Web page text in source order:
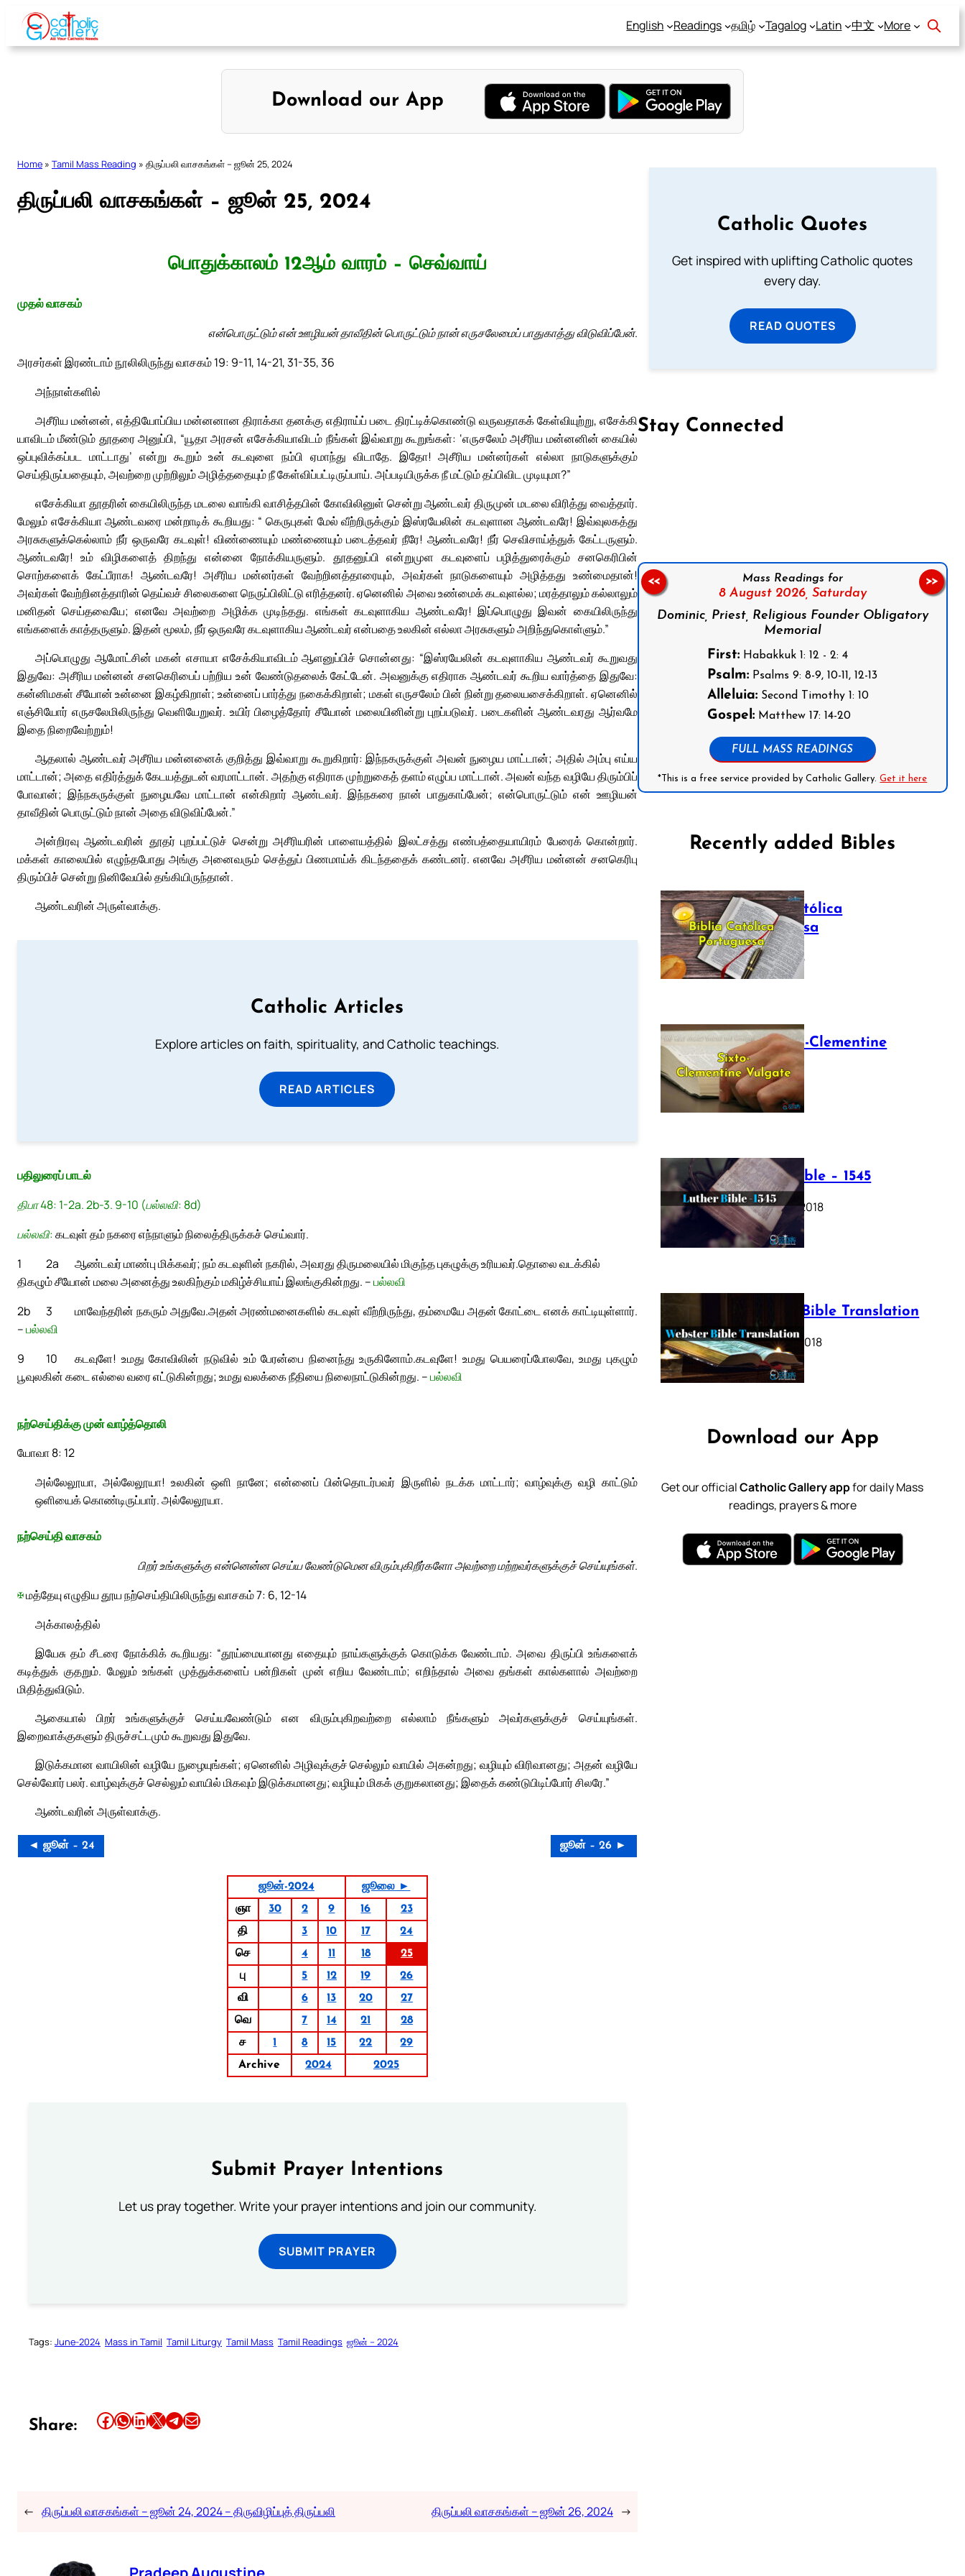
Skip
content
English Readings தமிழ் Tagalog Latin 中文 More
Download our App
Home » Tamil Mass Reading » திருப்பலி வாசகங்கள் – ஜூன் 25, 2024
திருப்பலி வாசகங்கள் – ஜூன் 25, 2024
பொதுக்காலம் 12ஆம் வாரம் – செவ்வாய்
முதல் வாசகம்
என்பொருட்டும் என் ஊழியன் தாவீதின் பொருட்டும் நான் எருசலேமைப் பாதுகாத்து விடுவிப்பேன்.
அரசர்கள் இரண்டாம் நூலிலிருந்து வாசகம் 19: 9-11, 14-21, 31-35, 36
அந்நாள்களில்
அசீரிய மன்னன், எத்தியோப்பிய மன்னனான திராக்கா தனக்கு எதிராய்ப் படை திரட்டிக்கொண்டு வருவதாகக் கேள்வியுற்று, எசேக்கி
யாவிடம் மீண்டும் தூதரை அனுப்பி, “யூதா அரசன் எசேக்கியாவிடம் நீங்கள் இவ்வாறு கூறுங்கள்: ‘எருசலேம் அசீரிய மன்னனின் கையில்
ஒப்புவிக்கப்பட மாட்டாது’ என்று கூறும் உன் கடவுளை நம்பி ஏமாந்து விடாதே. இதோ! அசீரிய மன்னர்கள் எல்லா நாடுகளுக்கும்
செய்திருப்பதையும், அவற்றை முற்றிலும் அழித்ததையும் நீ கேள்விப்பட்டிருப்பாய். அப்படியிருக்க நீ மட்டும் தப்பிவிட முடியுமா?”
எசேக்கியா தூதரின் கையிலிருந்த மடலை வாங்கி வாசித்தபின் கோவிலினுள் சென்று ஆண்டவர் திருமுன் மடலை விரித்து வைத்தார்.
மேலும் எசேக்கியா ஆண்டவரை மன்றாடிக் கூறியது: “ கெருபுகள் மேல் வீற்றிருக்கும் இஸ்ரயேலின் கடவுளான ஆண்டவரே! இவ்வுலகத்து
அரசுகளுக்கெல்லாம் நீர் ஒருவரே கடவுள்! விண்ணையும் மண்ணையும் படைத்தவர் நீரே! ஆண்டவரே! நீர் செவிசாய்த்துக் கேட்டருளும்.
ஆண்டவரே! உம் விழிகளைத் திறந்து என்னை நோக்கியருளும். தூதனுப்பி என்றுமுள கடவுளைப் பழித்துரைக்கும் சனகெரிபின்
சொற்களைக் கேட்பீராக! ஆண்டவரே! அசீரிய மன்னர்கள் வேற்றினத்தாரையும், அவர்கள் நாடுகளையும் அழித்தது உண்மைதான்!
அவர்கள் வேற்றினத்தாரின் தெய்வச் சிலைகளை நெருப்பிலிட்டு எரித்தனர். ஏனெனில் அவை உண்மைக் கடவுளல்ல; மரத்தாலும் கல்லாலும்
மனிதன் செய்தவையே; எனவே அவற்றை அழிக்க முடிந்தது. எங்கள் கடவுளாகிய ஆண்டவரே! இப்பொழுது இவன் கையிலிருந்து
எங்களைக் காத்தருளும். இதன் மூலம், நீர் ஒருவரே கடவுளாகிய ஆண்டவர் என்பதை உலகின் எல்லா அரசுகளும் அறிந்துகொள்ளும்.”
அப்பொழுது ஆமோட்சின் மகன் எசாயா எசேக்கியாவிடம் ஆளனுப்பிச் சொன்னது: “இஸ்ரயேலின் கடவுளாகிய ஆண்டவர் கூறுவது
இதுவே: அசீரிய மன்னன் சனகெரிபைப் பற்றிய உன் வேண்டுதலைக் கேட்டேன். அவனுக்கு எதிராக ஆண்டவர் கூறிய வார்த்தை இதுவே:
கன்னிமகள் சீயோன் உன்னை இகழ்கிறாள்; உன்னைப் பார்த்து நகைக்கிறாள்; மகள் எருசலேம் பின் நின்று தலையசைக்கிறாள். ஏனெனில்
எஞ்சியோர் எருசலேமிலிருந்து வெளியேறுவர். உயிர் பிழைத்தோர் சீயோன் மலையினின்று புறப்படுவர். படைகளின் ஆண்டவரது ஆர்வமே
இதை நிறைவேற்றும்!
ஆதலால் ஆண்டவர் அசீரிய மன்னனைக் குறித்து இவ்வாறு கூறுகிறார்: இந்நகருக்குள் அவன் நுழைய மாட்டான்; அதில் அம்பு எய்ய
மாட்டான்; அதை எதிர்த்துக் கேடயத்துடன் வரமாட்டான். அதற்கு எதிராக முற்றுகைத் தளம் எழுப்ப மாட்டான். அவன் வந்த வழியே திரும்பிப்
போவான்; இந்நகருக்குள் நுழையவே மாட்டான் என்கிறார் ஆண்டவர். இந்நகரை நான் பாதுகாப்பேன்; என்பொருட்டும் என் ஊழியன்
தாவீதின் பொருட்டும் நான் அதை விடுவிப்பேன்.”
அன்றிரவு ஆண்டவரின் தூதர் புறப்பட்டுச் சென்று அசீரியரின் பாளையத்தில் இலட்சத்து எண்பத்தையாயிரம் பேரைக் கொன்றார்.
மக்கள் காலையில் எழுந்தபோது அங்கு அனைவரும் செத்துப் பிணமாய்க் கிடந்ததைக் கண்டனர். எனவே அசீரிய மன்னன் சனகெரிபு
திரும்பிச் சென்று நினிவேயில் தங்கியிருந்தான்.
ஆண்டவரின் அருள்வாக்கு.
Catholic Articles
Explore articles on faith, spirituality, and Catholic teachings.
READ ARTICLES
பதிலுரைப் பாடல்
திபா 48: 1-2a. 2b-3. 9-10 (பல்லவி: 8d)
பல்லவி:கடவுள் தம் நகரை எந்நாளும் நிலைத்திருக்கச் செய்வார்.
1
ஆண்டவர் மாண்பு மிக்கவர்; நம் கடவுளின் நகரில், அவரது திருமலையில் மிகுந்த புகழுக்கு உரியவர்.
2a
தொலை வடக்கில்
திகழும் சீயோன் மலை அனைத்து உலகிற்கும் மகிழ்ச்சியாய் இலங்குகின்றது. –பல்லவி
2b
மாவேந்தரின் நகரும் அதுவே.
3
அதன் அரண்மனைகளில் கடவுள் வீற்றிருந்து, தம்மையே அதன் கோட்டை எனக் காட்டியுள்ளார்.
–பல்லவி
9
கடவுளே! உமது கோவிலின் நடுவில் உம் பேரன்பை நினைந்து உருகினோம்.
10
கடவுளே! உமது பெயரைப்போலவே, உமது புகழும்
பூவுலகின் கடை எல்லை வரை எட்டுகின்றது; உமது வலக்கை நீதியை நிலைநாட்டுகின்றது. –பல்லவி
நற்செய்திக்கு முன் வாழ்த்தொலி
யோவா 8: 12
அல்லேலூயா, அல்லேலூயா! உலகின் ஒளி நானே; என்னைப் பின்தொடர்பவர் இருளில் நடக்க மாட்டார்; வாழ்வுக்கு வழி காட்டும்
ஒளியைக் கொண்டிருப்பார். அல்லேலூயா.
நற்செய்தி வாசகம்
பிறர் உங்களுக்கு என்னென்ன செய்ய வேண்டுமென விரும்புகிறீர்களோ அவற்றை மற்றவர்களுக்குச் செய்யுங்கள்.
✠மத்தேயு எழுதிய தூய நற்செய்தியிலிருந்து வாசகம் 7: 6, 12-14
அக்காலத்தில்
இயேசு தம் சீடரை நோக்கிக் கூறியது: “தூய்மையானது எதையும் நாய்களுக்குக் கொடுக்க வேண்டாம். அவை திருப்பி உங்களைக்
கடித்துக் குதறும். மேலும் உங்கள் முத்துக்களைப் பன்றிகள் முன் எறிய வேண்டாம்; எறிந்தால் அவை தங்கள் கால்களால் அவற்றை
மிதித்துவிடும்.
ஆகையால் பிறர் உங்களுக்குச் செய்யவேண்டும் என விரும்புகிறவற்றை எல்லாம் நீங்களும் அவர்களுக்குச் செய்யுங்கள்.
இறைவாக்குகளும் திருச்சட்டமும் கூறுவது இதுவே.
இடுக்கமான வாயிலின் வழியே நுழையுங்கள்; ஏனெனில் அழிவுக்குச் செல்லும் வாயில் அகன்றது; வழியும் விரிவானது; அதன் வழியே
செல்வோர் பலர். வாழ்வுக்குச் செல்லும் வாயில் மிகவும் இடுக்கமானது; வழியும் மிகக் குறுகலானது; இதைக் கண்டுபிடிப்போர் சிலரே.”
ஆண்டவரின் அருள்வாக்கு.
◄ ஜூன் – 24 ஜூன் – 26 ►
ஜூன்-2024
ஜூலை ►
ஞா
30 2 9 16
23
தி
3 10 17
24
செ
4 11 18
25
பு
5 12 19
26
வி
6 13 20
27
வெ
7 14 21
28
ச
1 8 15 22
29
Archive
2024 2025
Submit Prayer Intentions
Let us pray together. Write your prayer intentions and join our community.
SUBMIT PRAYER
Tags: June-2024 Mass in Tamil Tamil Liturgy Tamil Mass Tamil Readings ஜூன் – 2024
Share: Share this article on Facebook Share this article on WhatsApp Share this article on LinkedIn Share this article on X Share this article on TelegramEmail this Article
← திருப்பலி வாசகங்கள் – ஜூன் 24, 2024 – திருவிழிப்புத் திருப்பலி திருப்பலி வாசகங்கள் – ஜூன் 26, 2024 →
Catholic Quotes
Get inspired with uplifting Catholic quotes
every day.
READ QUOTES
Stay Connected
Mass Readings for
8 August 2026, Saturday
Dominic, Priest, Religious Founder Obligatory
Memorial
First: Habakkuk 1: 12 - 2: 4
Psalm: Psalms 9: 8-9, 10-11, 12-13
Alleluia: Second Timothy 1: 10
Gospel: Matthew 17: 14-20
FULL MASS READINGS
*This is a free service provided by Catholic Gallery.Get it here
<< >>
Recently added Bibles
Bíblia Católica
Portuguesa
July 16, 2025
The Sixto-Clementine
Vulgate
July 12, 2025
Luther Bible – 1545
October 17, 2018
Webster Bible Translation
October 11, 2018
Download our App
Get our officialCatholic Gallery appfor daily Mass
readings, prayers & more